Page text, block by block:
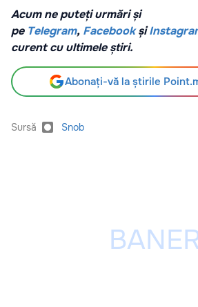
Acum ne puteți urmări și
pe Telegram, Facebook și
curent cu ultimele știri.
Abonați-vă la știrile
Sursă Snob